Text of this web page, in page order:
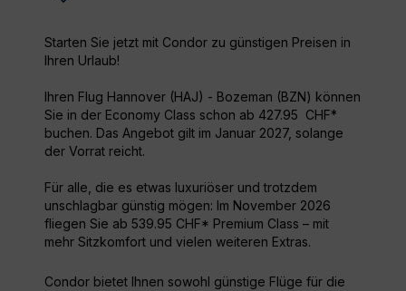
Starten Sie jetzt mit Condor zu günstigen Preisen in
Ihren Urlaub!
Ihren Flug Hannover (HAJ) - Bozeman (BZN) können
Sie in der Economy Class schon ab 427.95 CHF*
buchen. Das Angebot gilt im Januar 2027, solange
der Vorrat reicht.
Für alle, die es etwas luxuriöser und trotzdem
unschlagbar günstig mögen: Im November 2026
fliegen Sie ab 539.95 CHF* Premium Class – mit
mehr Sitzkomfort und vielen weiteren Extras.
Condor bietet Ihnen sowohl günstige Flüge für die